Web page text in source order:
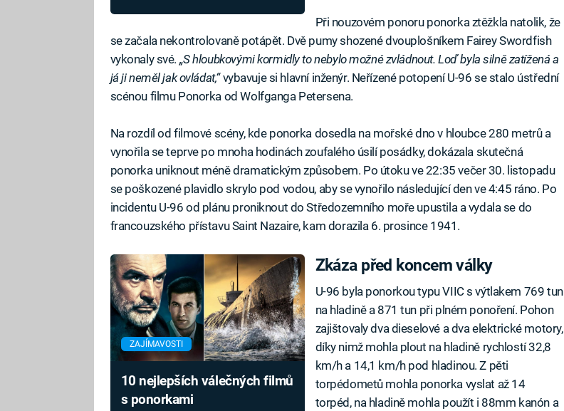
Při nouzovém ponoru ponorka ztěžkla natolik, že
se začala nekontrolovaně potápět. Dvě pumy shozené dvouplošníkem Fairey Swordfish
vykonaly své. „S hloubkovými kormidly to nebylo možné zvládnout. Loď byla silně zatížená a
já ji neměl jak ovládat,“vybavuje si hlavní inženýr. Neřízené potopení U-96 se stalo ústřední
scénou filmu Ponorka od Wolfganga Petersena.
Na rozdíl od filmové scény, kde ponorka dosedla na mořské dno v hloubce 280 metrů a
vynořila se teprve po mnoha hodinách zoufalého úsilí posádky, dokázala skutečná
ponorka uniknout méně dramatickým způsobem. Po útoku ve 22:35 večer 30. listopadu
se poškozené plavidlo skrylo pod vodou, aby se vynořilo následující den ve 4:45 ráno. Po
incidentu U-96 od plánu proniknout do Středozemního moře upustila a vydala se do
francouzského přístavu Saint Nazaire, kam dorazila 6. prosince 1941.
ZAJÍMAVOSTI
10 nejlepších válečných filmů
s ponorkami
Zkáza před koncem války
U-96 byla ponorkou typu VIIC s výtlakem 769 tun
na hladině a 871 tun při plném ponoření. Pohon
zajištovaly dva dieselové a dva elektrické motory,
díky nimž mohla plout na hladině rychlostí 32,8
km/h a 14,1 km/h pod hladinou. Z pěti
torpédometů mohla ponorka vyslat až 14
torpéd, na hladině mohla použít i 88mm kanón a